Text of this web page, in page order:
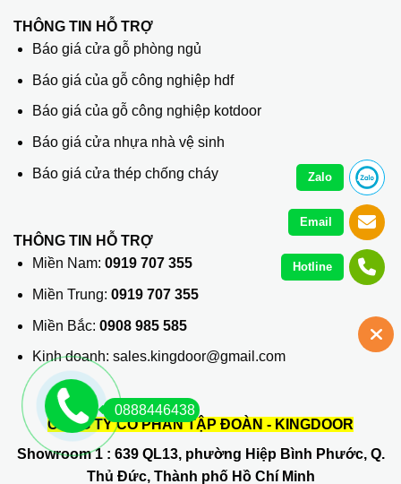
THÔNG TIN HỖ TRỢ
Báo giá cửa gỗ phòng ngủ
Báo giá của gỗ công nghiệp hdf
Báo giá của gỗ công nghiệp kotdoor
Báo giá cửa nhựa nhà vệ sinh
Báo giá cửa thép chống cháy
THÔNG TIN HỖ TRỢ
Miền Nam: 0919 707 355
Miền Trung: 0919 707 355
Miền Bắc: 0908 985 585
Kinh doanh: sales.kingdoor@gmail.com
CÔNG TY CỔ PHẦN TẬP ĐOÀN - KINGDOOR
Showroom 1: 639 QL13, phường Hiệp Bình Phước, Q.
Thủ Đức, Thành phố Hồ Chí Minh
0888446438
Zalo
Email
Hotline